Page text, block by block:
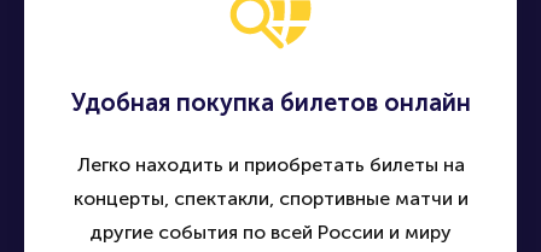
Удобная покупка билетов онлайн
Легко находить и приобретать билеты на
концерты, спектакли, спортивные матчи и
другие события по всей России и миру